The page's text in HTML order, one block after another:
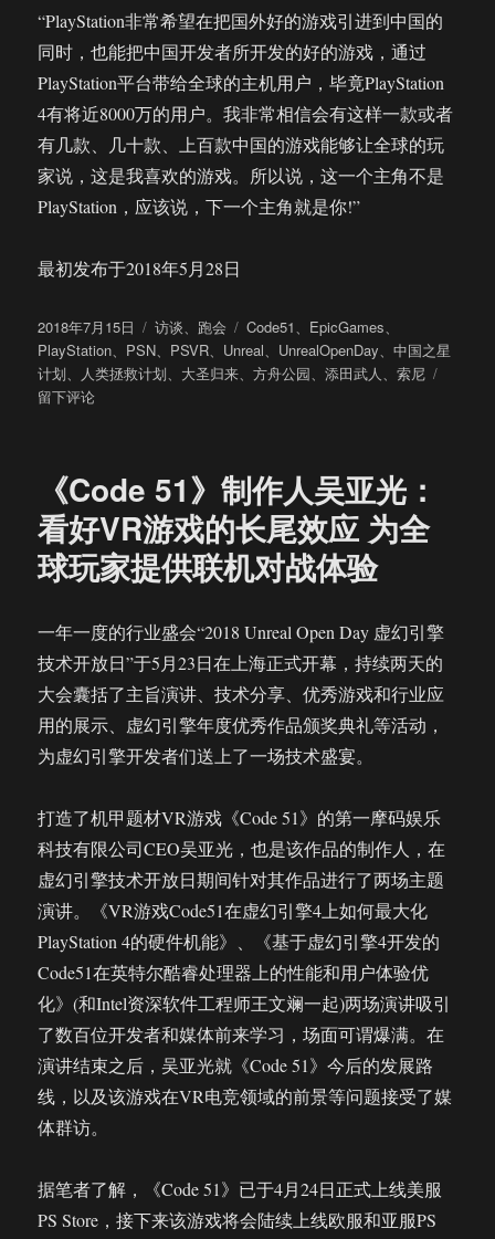
“PlayStation非常希望在把国外好的游戏引进到中国的
同时，也能把中国开发者所开发的好的游戏，通过
PlayStation平台带给全球的主机用户，毕竟PlayStation
4有将近8000万的用户。我非常相信会有这样一款或者
有几款、几十款、上百款中国的游戏能够让全球的玩
家说，这是我喜欢的游戏。所以说，这一个主角不是
PlayStation，应该说，下一个主角就是你!”
最初发布于2018年5月28日
发
布
于
2018年7月15日
分
类
访谈、 跑会
标
签
Code51、 EpicGames、
PlayStation、 PSN、 PSVR、 Unreal、 UnrealOpenDay、中国之星
计划、 人类拯救计划、 大圣归来、方舟公园、添田武人、索尼
索
能
留下评论
《Code 51》制作人吴亚光：
看好VR游戏的长尾效应 为全
球玩家提供联机对战体验
一年一度的行业盛会“2018 Unreal Open Day 虚幻引擎
技术开放日”于5月23日在上海正式开幕，持续两天的
大会囊括了主旨演讲、技术分享、优秀游戏和行业应
用的展示、虚幻引擎年度优秀作品颁奖典礼等活动，
为虚幻引擎开发者们送上了一场技术盛宴。
打造了机甲题材VR游戏《Code 51》的第一摩码娱乐
科技有限公司CEO吴亚光，也是该作品的制作人，在
虚幻引擎技术开放日期间针对其作品进行了两场主题
演讲。《VR游戏Code51在虚幻引擎4上如何最大化
PlayStation 4的硬件机能》、《基于虚幻引擎4开发的
Code51在英特尔酷睿处理器上的性能和用户体验优
化》(和Intel资深软件工程师王文斓一起)两场演讲吸引
了数百位开发者和媒体前来学习，场面可谓爆满。在
演讲结束之后，吴亚光就《Code 51》今后的发展路
线，以及该游戏在VR电竞领域的前景等问题接受了媒
体群访。
据笔者了解，《Code 51》已于4月24日正式上线美服
PS Store，接下来该游戏将会陆续上线欧服和亚服PS